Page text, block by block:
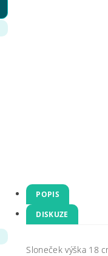
POPIS
DISKUZE
Sloneček výška 18